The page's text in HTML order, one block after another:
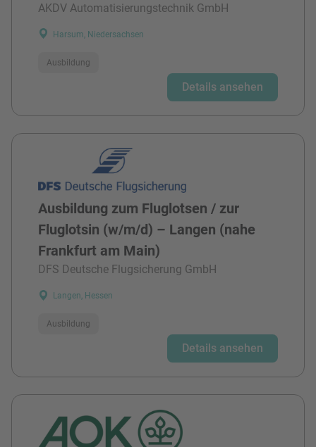
AKDV Automatisierungstechnik GmbH
Harsum, Niedersachsen
Ausbildung
Details ansehen
Ausbildung zum Fluglotsen / zur
Fluglotsin (w/m/d) – Langen (nahe
Frankfurt am Main)
DFS Deutsche Flugsicherung GmbH
Langen, Hessen
Ausbildung
Details ansehen